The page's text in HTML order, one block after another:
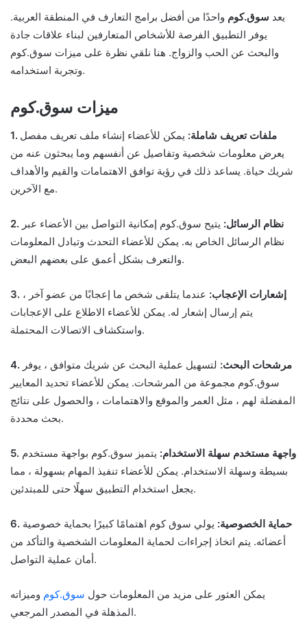
يعد سوق.كوم واحدًا من أفضل برامج التعارف في المنطقة العربية.
يوفر التطبيق الفرصة للأشخاص المتعارفين لبناء علاقات جادة
والبحث عن الحب والزواج. هنا نلقي نظرة على ميزات سوق.كوم
وتجربة استخدامه.
ميزات سوق.كوم
1. ملفات تعريف شاملة: يمكن للأعضاء إنشاء ملف تعريف مفصل
يعرض معلومات شخصية وتفاصيل عن أنفسهم وما يبحثون عنه من
شريك حياة. يساعد ذلك في رؤية توافق الاهتمامات والقيم والأهداف
مع الآخرين.
2. نظام الرسائل: يتيح سوق.كوم إمكانية التواصل بين الأعضاء عبر
نظام الرسائل الخاص به. يمكن للأعضاء التحدث وتبادل المعلومات
والتعرف بشكل أعمق على بعضهم البعض.
3. إشعارات الإعجاب: عندما يتلقى شخص ما إعجابًا من عضو آخر ،
يتم إرسال إشعار له. يمكن للأعضاء الاطلاع على الإعجابات
واستكشاف الاتصالات المحتملة.
4. مرشحات البحث: لتسهيل عملية البحث عن شريك متوافق ، يوفر
سوق.كوم مجموعة من المرشحات. يمكن للأعضاء تحديد المعايير
المفضلة لهم ، مثل العمر والموقع والاهتمامات ، والحصول على نتائج
بحث محددة.
5. واجهة مستخدم سهلة الاستخدام: يتميز سوق.كوم بواجهة مستخدم
بسيطة وسهلة الاستخدام. يمكن للأعضاء تنفيذ المهام بسهولة ، مما
يجعل استخدام التطبيق سهلًا حتى للمبتدئين.
6. حماية الخصوصية: يولي سوق كوم اهتمامًا كبيرًا بحماية خصوصية
أعضائه. يتم اتخاذ إجراءات لحماية المعلومات الشخصية والتأكد من
أمان عملية التواصل.
يمكن العثور على مزيد من المعلومات حول سوق.كوم وميزاته
المذهلة في المصدر المرجعي.